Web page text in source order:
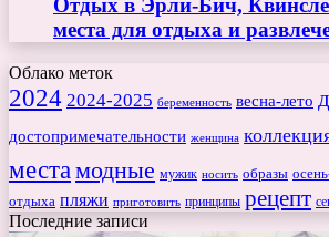
Отдых в Эрли-Бич,
места для отдыха и
Облако меток
2024 2024-2025 беременность весна-лето
достопримечательности женщина
места модные мужик носить образы
отдыха пляжи приготовить принципы рецепт
Последние записи